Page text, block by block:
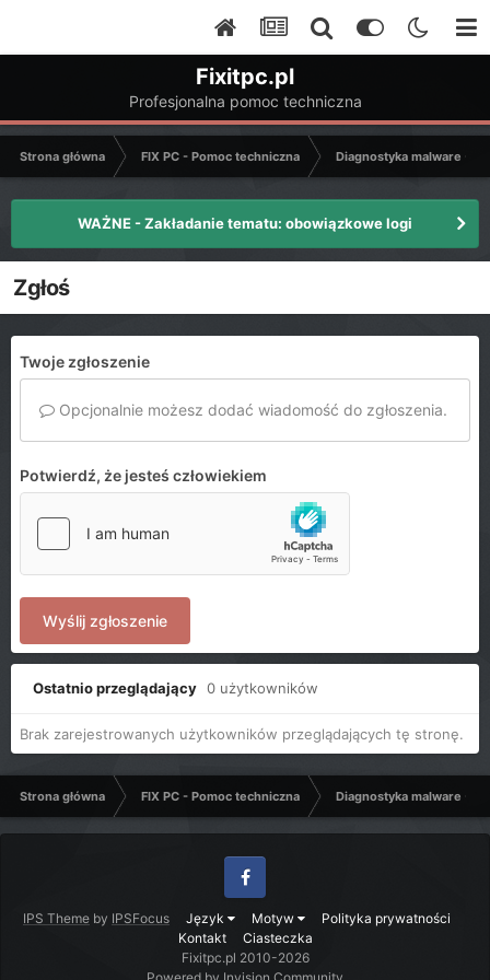
Fixitpc.pl
Profesjonalna pomoc techniczna
Strona główna FIX PC - Pomoc techniczna Diagnostyka malware -
WAŻNE - Zakładanie tematu: obowiązkowe logi
Zgłoś
Twoje zgłoszenie
Opcjonalnie możesz dodać wiadomość do zgłoszenia.
Potwierdź, że jesteś człowiekiem
Wyślij zgłoszenie
Ostatnio przeglądający 0 użytkowników
Brak zarejestrowanych użytkowników przeglądających tę stronę.
Strona główna FIX PC - Pomoc techniczna Diagnostyka malware -
IPS Theme by IPSFocus Język Motyw
Polityka prywatności
Kontakt
Ciasteczka
Facebook
Fixitpc.pl 2010-2026